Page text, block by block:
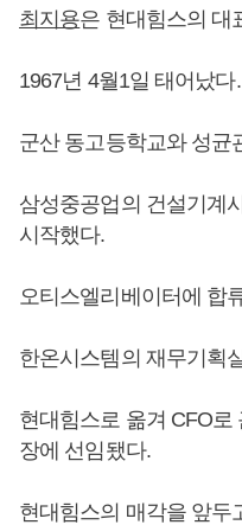
최지용은 현대힘스의 대
1967년 4월1일 태어났다.
군산 동고등학교와 성균
삼성중공업의 건설기계
시작했다.
오티스엘리베이터에 합
한온시스템의 재무기획
현대힘스로 옮겨 CFO로
장에 선임됐다.
현대힘스의 매각을 앞두